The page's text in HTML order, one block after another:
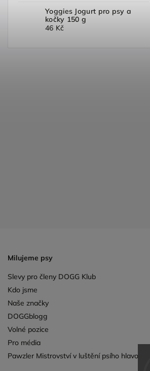
Yoggies Jogurt pro psy a
kočky 150 g
46 Kč
Milujeme psy
Slevy pro členy DOGG Klub
Kdo jsme
Naše značky
DOGGblogg
Volné pozice
Pro média
Pawzler Mistrovství v luštění psího hlavolamu